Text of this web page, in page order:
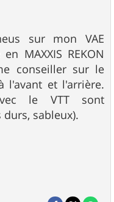
sur mon VAE
MAXXIS REKON
conseiller sur le
l'avant et l'arrière.
le VTT sont
sableux).